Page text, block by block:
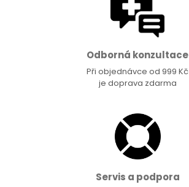
Odborná konzultace
Při objednávce od 999 Kč
je doprava zdarma
Servis a podpora